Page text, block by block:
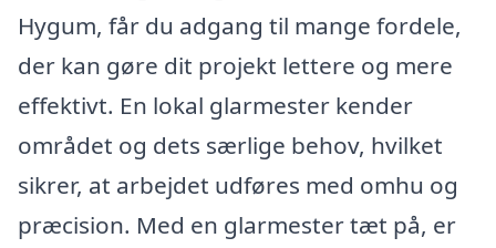
Hygum, får du adgang til mange fordele,
der kan gøre dit projekt lettere og mere
effektivt. En lokal glarmester kender
området og dets særlige behov, hvilket
sikrer, at arbejdet udføres med omhu og
præcision. Med en glarmester tæt på, er